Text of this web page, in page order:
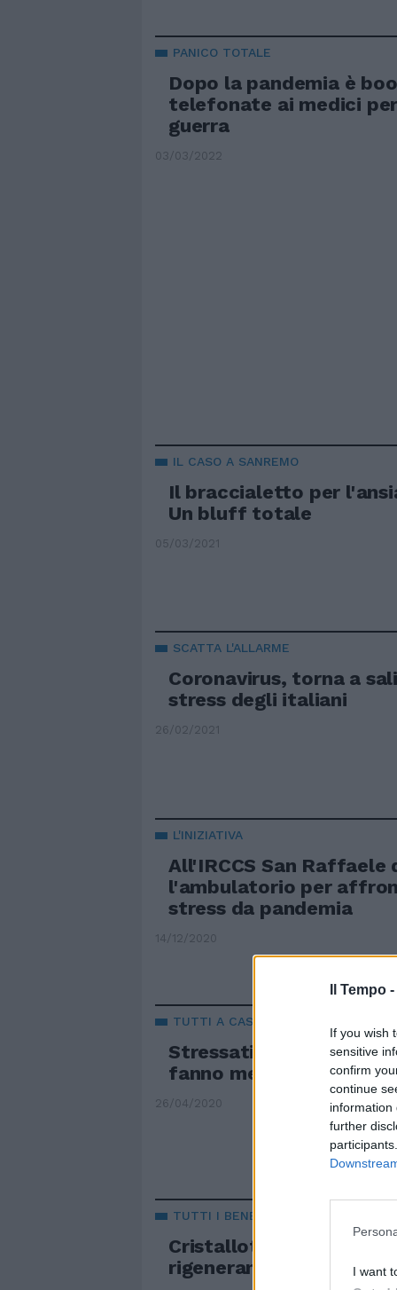
Il Tempo -
If you wish
sensitive
confirm
continue
information
further
I want
PANICO TOTALE
Dopo la pandemia è
telefonate ai medici
guerra
03/03/2022
IL CASO A SANREMO
Il braccialetto per
Un bluff totale
05/03/2021
SCATTA L'ALLARME
Coronavirus, torna a
stress degli italiani
26/02/2021
L'INIZIATIVA
All'IRCCS San Raffaele
l'ambulatorio per
stress da pandemia
14/12/2020
TUTTI A CASA
Stressati dalla
fanno meditazione e
26/04/2020
TUTTI I BENEFICI
Cristalloterapia,
rigenerano corpo e